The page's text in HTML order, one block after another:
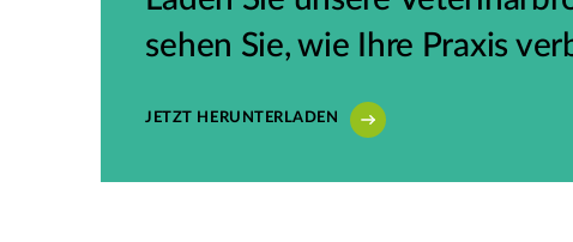
sehen Sie, wie Ihre Praxis
JETZT HERUNTERLADEN